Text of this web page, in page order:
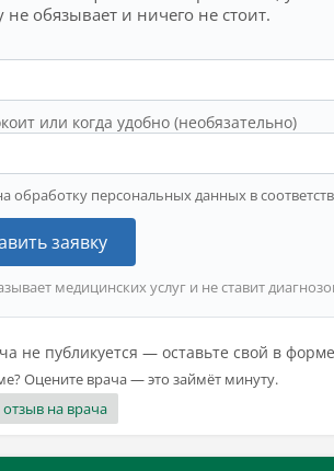
не обязывает и ничего не стоит.
или когда удобно (необязательно)
обработку персональных данных в
заявку
медицинских услуг и не ставит
не публикуется — оставьте свой в
Оцените врача — это займёт минуту.
на врача